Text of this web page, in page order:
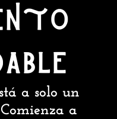
a solo un
a